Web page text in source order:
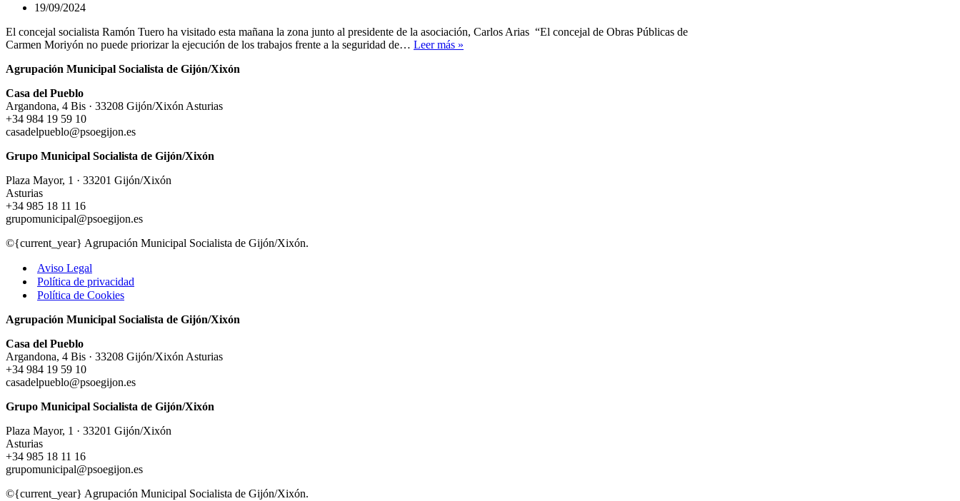
19/09/2024
El concejal socialista Ramón Tuero ha visitado esta mañana la zona junto al presidente de la asociación, Carlos Arias “El concejal de Obras Públicas de
Carmen Moriyón no puede priorizar la ejecución de los trabajos frente a la seguridad de… Leer más »
Agrupación Municipal Socialista de Gijón/Xixón
Casa del Pueblo
Argandona, 4 Bis · 33208 Gijón/Xixón Asturias
+34 984 19 59 10
casadelpueblo@psoegijon.es
Grupo Municipal Socialista de Gijón/Xixón
Plaza Mayor, 1 · 33201 Gijón/Xixón
Asturias
+34 985 18 11 16
grupomunicipal@psoegijon.es
©{current_year} Agrupación Municipal Socialista de Gijón/Xixón.
Aviso Legal
Política de privacidad
Política de Cookies
Agrupación Municipal Socialista de Gijón/Xixón
Casa del Pueblo
Argandona, 4 Bis · 33208 Gijón/Xixón Asturias
+34 984 19 59 10
casadelpueblo@psoegijon.es
Grupo Municipal Socialista de Gijón/Xixón
Plaza Mayor, 1 · 33201 Gijón/Xixón
Asturias
+34 985 18 11 16
grupomunicipal@psoegijon.es
©{current_year} Agrupación Municipal Socialista de Gijón/Xixón.